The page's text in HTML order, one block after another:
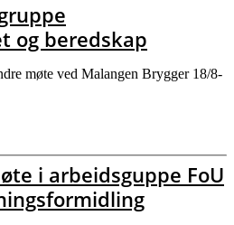
og beredskap
møte ved Malangen Brygger 18/8-
i arbeidsguppe FoU